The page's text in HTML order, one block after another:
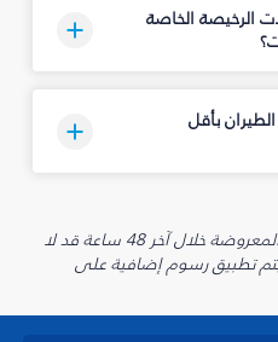
الرخيصة الخاصة
بأقل
* تم الحصول على جميع الأسعار المعروضة خلال آخر 48 ساعة قد لا
تطبيق رسوم إضافية على